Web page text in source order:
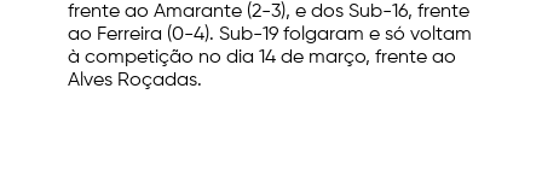
frente ao Amarante (2-3), e dos Sub-16, frente
ao Ferreira (0-4). Sub-19 folgaram e só voltam
à competição no dia 14 de março, frente ao
Alves Roçadas.